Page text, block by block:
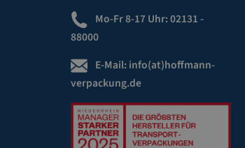
Mo-Fr 8-17 Uhr:02131 -
88000
E-Mail: info(at)hoffmann-
verpackung.de